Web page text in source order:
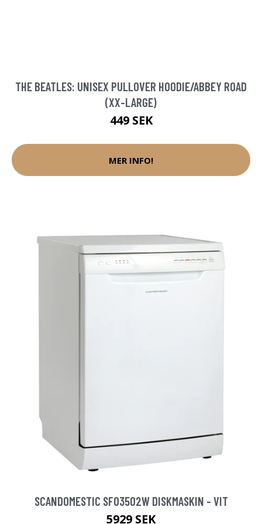
THE BEATLES: UNISEX PULLOVER HOODIE/ABBEY ROAD
(XX-LARGE)
449 SEK
MER INFO!
SCANDOMESTIC SFO3502W DISKMASKIN - VIT
5929 SEK